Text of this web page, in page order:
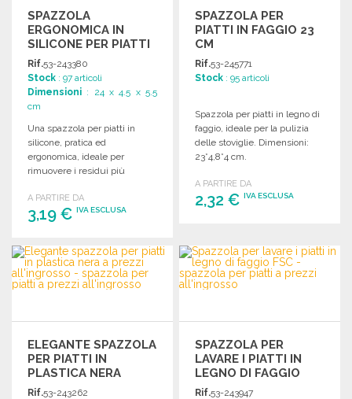
SPAZZOLA
ERGONOMICA IN
SILICONE PER PIATTI
A PREZZI
ALL'INGROSSO
Rif.53-243380
Stock : 97 articoli
Dimensioni : 24 x 4.5 x 5.5
cm
Una spazzola per piatti in
silicone, pratica ed
ergonomica, ideale per
rimuovere i residui più
A PARTIRE DA
3,19 € IVA ESCLUSA
ORDINARE
Richiedi un preventivo
SPAZZOLA PER
PIATTI IN FAGGIO 23
CM
Rif.53-245771
Stock : 95 articoli
Spazzola per piatti in legno di
faggio, ideale per la pulizia
delle stoviglie. Dimensioni:
23*4,8*4 cm.
A PARTIRE DA
2,32 €IVA ESCLUSA
Richiedi un preventivo
ELEGANTE SPAZZOLA
PER PIATTI IN
PLASTICA NERA
Rif.53-243262
SPAZZOLA PER
LAVARE I PIATTI IN
LEGNO DI FAGGIO
FSC
Rif.53-243947